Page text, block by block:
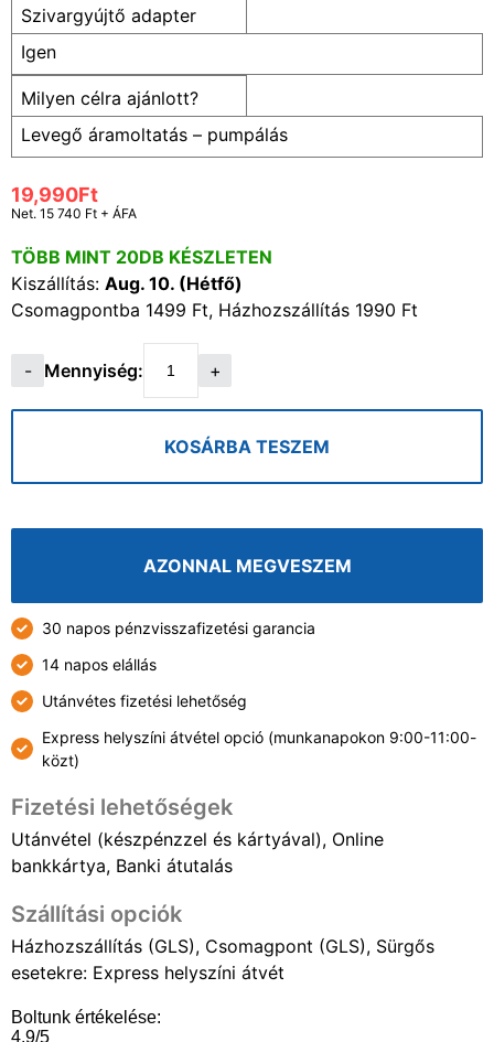
Szivargyújtő adapter
Igen
Milyen célra ajánlott?
Levegő áramoltatás – pumpálás
19,990Ft
Net. 15 740 Ft + ÁFA
TÖBB MINT 20DB KÉSZLETEN
Kiszállítás: Aug. 10. (Hétfő)
Csomagpontba 1499 Ft, Házhozszállítás 1990 Ft
Mennyiség:
BLACK
autós
dugattyús
48303
mennyiség
KOSÁRBA TESZEM
AZONNAL MEGVESZEM
30 napos pénzvisszafizetési garancia
14 napos elállás
Utánvétes fizetési lehetőség
Express helyszíni átvétel opció (munkanapokon 9:00-11:00-
közt)
Fizetési lehetőségek
Utánvétel (készpénzzel és kártyával), Online
bankkártya, Banki átutalás
Szállítási opciók
Házhozszállítás (GLS), Csomagpont (GLS), Sürgős
esetekre: Express helyszíni átvét
Boltunk értékelése:
4.9/5